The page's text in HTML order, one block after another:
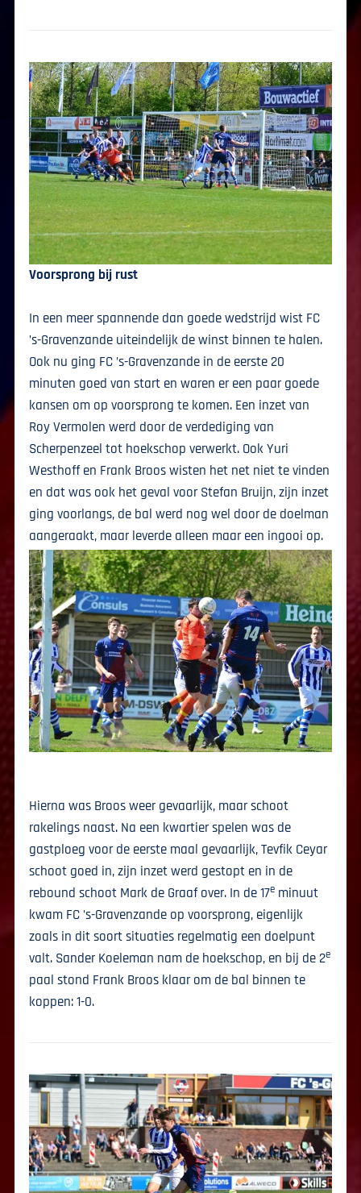
Voorsprong bij rust
In een meer spannende dan goede wedstrijd wist FC
’s-Gravenzande uiteindelijk de winst binnen te halen.
Ook nu ging FC ’s-Gravenzande in de eerste 20
minuten goed van start en waren er een paar goede
kansen om op voorsprong te komen. Een inzet van
Roy Vermolen werd door de verdediging van
Scherpenzeel tot hoekschop verwerkt. Ook Yuri
Westhoff en Frank Broos wisten het net niet te vinden
en dat was ook het geval voor Stefan Bruijn, zijn inzet
ging voorlangs, de bal werd nog wel door de doelman
aangeraakt, maar leverde alleen maar een ingooi op.
Hierna was Broos weer gevaarlijk, maar schoot
rakelings naast. Na een kwartier spelen was de
gastploeg voor de eerste maal gevaarlijk, Tevfik Ceyar
schoot goed in, zijn inzet werd gestopt en in de
rebound schoot Mark de Graaf over. In de 17e minuut
kwam FC ’s-Gravenzande op voorsprong, eigenlijk
zoals in dit soort situaties regelmatig een doelpunt
valt. Sander Koeleman nam de hoekschop, en bij de 2e
paal stond Frank Broos klaar om de bal binnen te
koppen: 1-0.